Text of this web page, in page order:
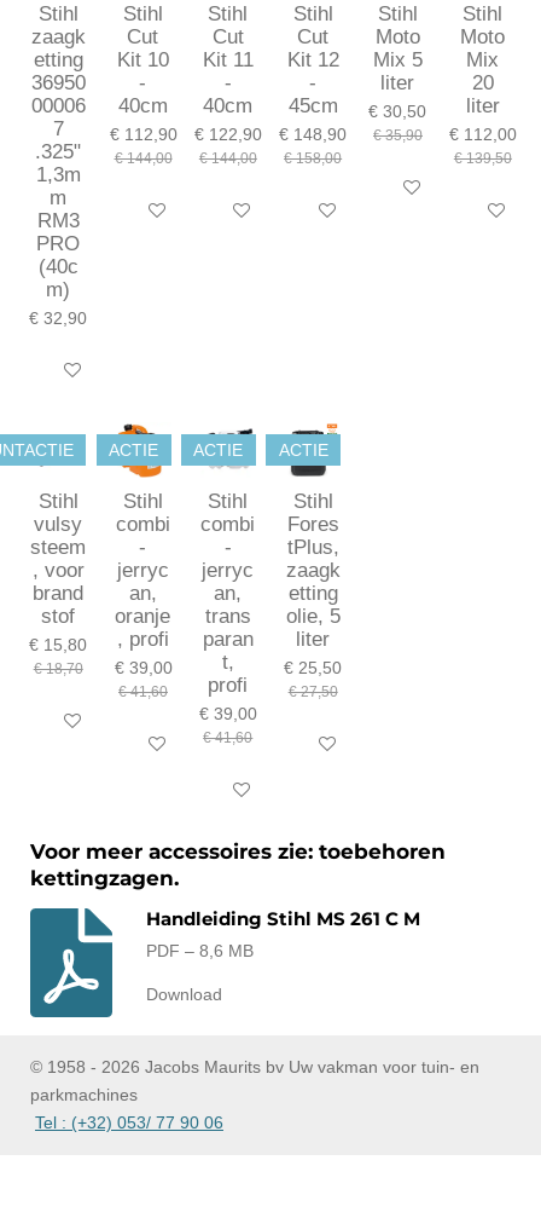
Stihl
zaagk
etting
36950
00006
7
.325"
1,3m
m
RM3
PRO
(40c
m)
€ 32,90
In winkelwagen
Stihl
Cut
Kit 10
-
40cm
€ 112,90
€ 144,00
In winkelwagen
Stihl
Cut
Kit 11
-
40cm
€ 122,90
€ 144,00
In winkelwagen
Stihl
Cut
Kit 12
-
45cm
€ 148,90
€ 158,00
In winkelwagen
Stihl
Moto
Mix 5
liter
€ 30,50
€ 35,90
In winkelwagen
Stihl
Moto
Mix
20
liter
€ 112,00
€ 139,50
In
Stihl
vulsy
steem
, voor
brand
stof
€ 15,80
€ 18,70
In winkelwagen
ACTIE
Stihl
combi
-
jerryc
an,
oranje
, profi
€ 39,00
€ 41,60
In winkelwagen
ACTIE
Stihl
combi
-
jerryc
an,
trans
paran
t,
profi
€ 39,00
€ 41,60
In winkelwagen
ACTIE
Stihl
Fores
tPlus,
zaagk
etting
olie, 5
liter
€ 25,50
€ 27,50
In winkelwagen
Voor meer accessoires zie: toebehoren
kettingzagen.
Handleiding Stihl MS 261 C M
PDF – 8,6 MB
Download
© 1958 - 2026 Jacobs Maurits bv Uw vakman voor tuin- en
parkmachines
Tel : (+32) 053/ 77 90 06